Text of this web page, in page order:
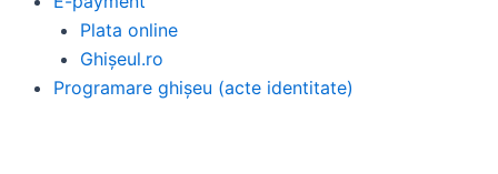
Plata online
Ghișeul.ro
Programare ghișeu (acte identitate)